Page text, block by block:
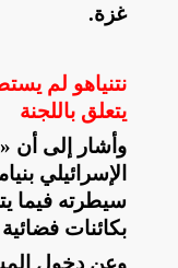
غزة.
نتنياهو لم
يتعلق باللجنة
وأشار إلى أن
الإسرائيلي
سيطرته فيما
بكائنات
وعن دخول